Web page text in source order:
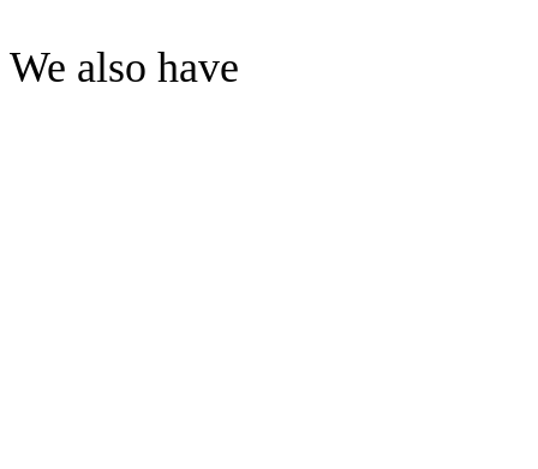
We also have